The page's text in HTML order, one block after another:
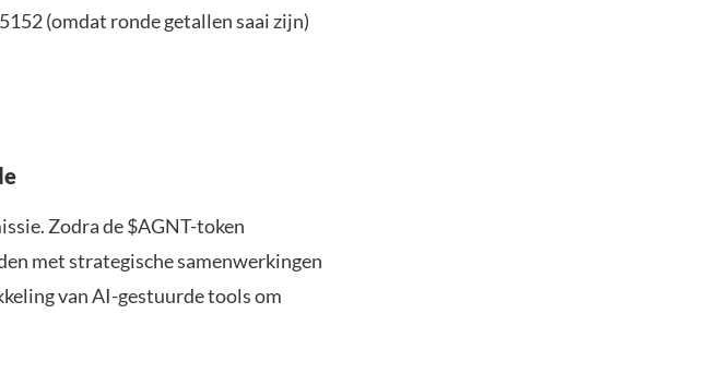
(omdat ronde getallen saai zijn)
Zodra de $AGNT-token
met strategische samenwerkingen
van AI-gestuurde tools om